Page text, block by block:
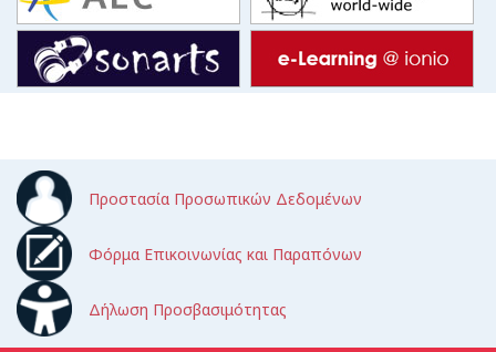
Προστασία Προσωπικών Δεδομένων
Φόρμα Επικοινωνίας και Παραπόνων
Δήλωση Προσβασιμότητας